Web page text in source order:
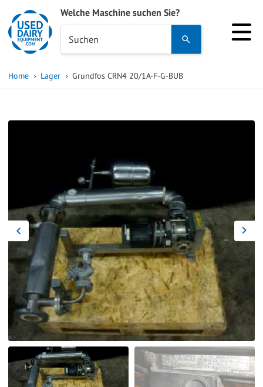
Welche Maschine suchen Sie?
Suchen
and
a
result.
Press
enter
to
go
to
the
selected
search
result.
Touch
device
users
Home Lager Grundfos CRN4 20/1A-F-G-BUB